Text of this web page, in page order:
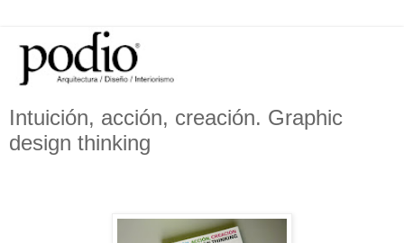
Intuición, acción, creación. Graphic
design thinking